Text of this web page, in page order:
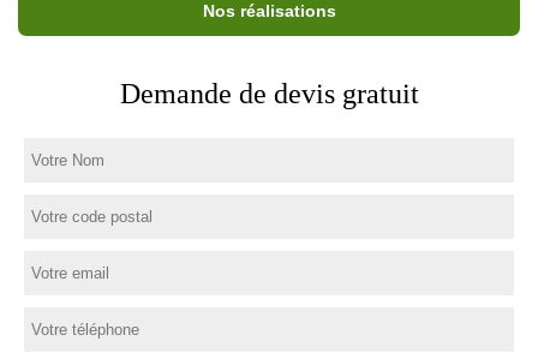
Nos réalisations
Demande de devis gratuit